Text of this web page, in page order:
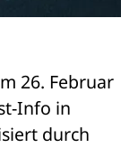
26. Februar
Info in
durch